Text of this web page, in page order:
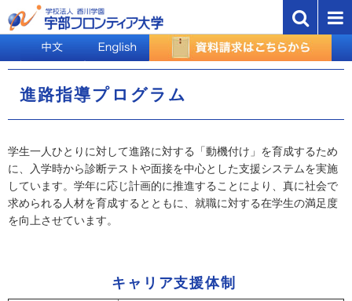
進路指導プログラム
学生一人ひとりに対して進路に対する「動機付け」を育成するため
に、入学時から診断テストや面接を中心とした支援システムを実施
しています。学年に応じ計画的に推進することにより、真に社会で
求められる人材を育成するとともに、就職に対する在学生の満足度
を向上させています。
キャリア支援体制